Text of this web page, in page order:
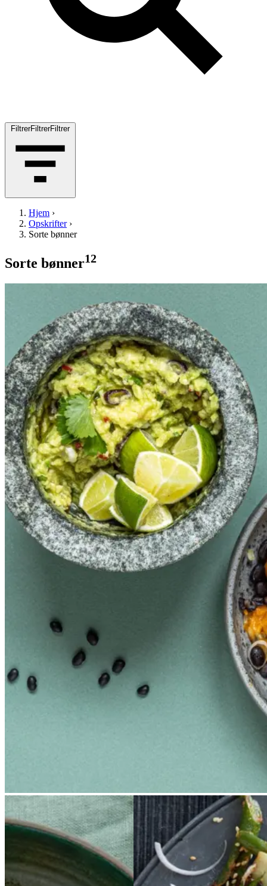
FiltrerFiltrer Filtrer
Hjem ›
Opskrifter›
Sorte bønner
Sorte bønner12
Loaded
NachosNachos
Gem opskrift
En sprød og smagfuld snack eller
let måltid – perfekt til deling!